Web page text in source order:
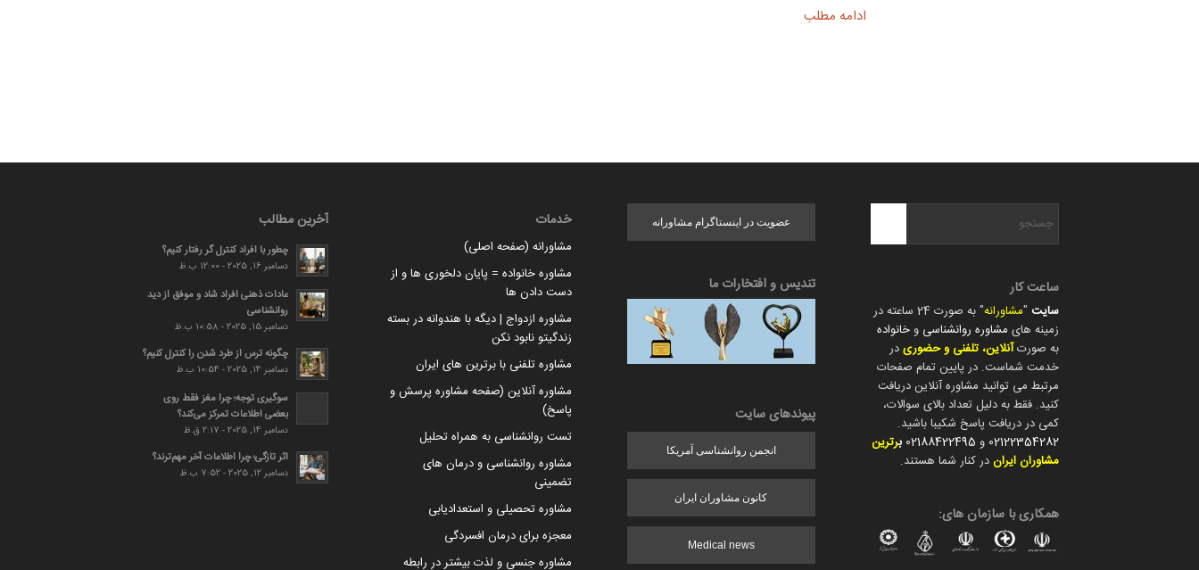
ادامه مطلب
ساعت کار
سایت "مشاورانه
" به صورت 24 ساعته در
زمینه های مشاوره روانشناسی و خانواده
به صورتآنلاین، تلفنی و حضوریدر
خدمت شماست. در پایین تمام صفحات
مرتبط می توانید مشاوره آنلاین دریافت
کنید. فقط به دلیل تعداد بالای سوالات،
کمی در دریافت پاسخ شکیبا باشید.
02122354282 و 02188422495 برترین
مشاوران ایراندر کنار شما هستند.
همکاری با سازمان های:
عضویت در اینستاگرام مشاورانه
تندیس و افتخارات ما
پیوندهای سایت
انجمن روانشناسی آمریکا
کانون مشاوران ایران
Medical news
خدمات
مشاورانه (صفحه اصلی)
مشاوره خانواده = پایان دلخوری ها و از
دست دادن ها
مشاوره ازدواج | دیگه با هندوانه در بسته
زندگیتو نابود نکن
مشاوره تلفنی با برترین های ایران
مشاوره آنلاین (صفحه مشاوره پرسش و
پاسخ)
تست روانشناسی به همراه تحلیل
مشاوره روانشناسی و درمان های
تضمینی
مشاوره تحصیلی و استعدادیابی
معجزه برای درمان افسردگی
مشاوره جنسی و لذت بیشتر در رابطه
آخرین مطالب
چطور با افراد کنترل گر رفتار کنیم؟
دسامبر 16, 2025 - 12:00 ب.ظ
عادات ذهنی افراد شاد و موفق از دید
روانشناسی
دسامبر 15, 2025 - 10:58 ب.ظ
چگونه ترس از طرد شدن را کنترل کنیم؟
دسامبر 14, 2025 - 10:54 ب.ظ
سوگیری توجه؛ چرا مغز فقط روی
بعضی اطلاعات تمرکز می‌کند؟
دسامبر 14, 2025 - 2:17 ق.ظ
اثر تازگی؛ چرا اطلاعات آخر مهم‌ترند؟
دسامبر 12, 2025 - 7:52 ب.ظ